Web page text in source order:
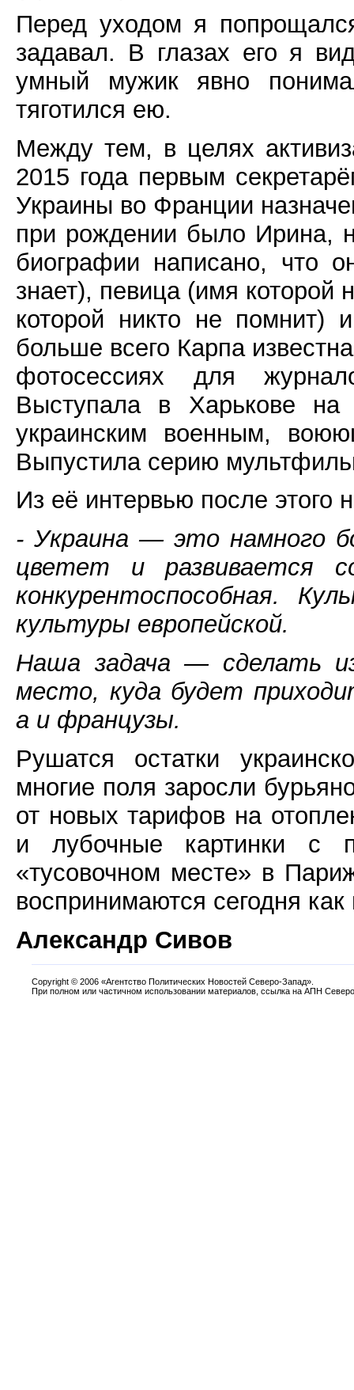
Перед уходом я
задавал. В глазах его я
умный мужик явно
тяготился ею.
Между тем, в целях
2015 года первым
Украины во Франции
при рождении было Ирина,
биографии написано, что
знает), певица (имя которой
которой никто не помнит)
больше всего Карпа
фотосессиях для
Выступала в Харькове
украинским военным,
Выпустила серию
Из её интервью после этого
- Украина — это намного
цветет и развивается
конкурентоспособная.
культуры европейской.
Наша задача — сделать
место, куда будет
а и французы.
Рушатся остатки
многие поля заросли
от новых тарифов на
и лубочные картинки с
«тусовочном месте» в
воспринимаются сегодня как
Александр Сивов
Copyright © 2006 «Агентство Политических Новостей Северо-Запад».
При полном или частичном использовании материалов, ссылка на АПН